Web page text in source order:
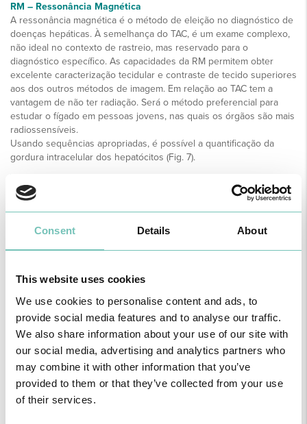
Consent Details About
This website uses cookies
We use cookies to personalise content and ads, to
provide social media features and to analyse our traffic.
We also share information about your use of our site with
our social media, advertising and analytics partners who
may combine it with other information that you’ve
provided to them or that they’ve collected from your use
of their services.
RM – Ressonância Magnética
A ressonância magnética é o método de eleição no diagnóstico de
doenças hepáticas. À semelhança do TAC, é um exame complexo,
não ideal no contexto de rastreio, mas reservado para o
diagnóstico específico. As capacidades da RM permitem obter
excelente caracterização tecidular e contraste de tecido superiores
aos dos outros métodos de imagem. Em relação ao TAC tem a
vantagem de não ter radiação. Será o método preferencial para
estudar o fígado em pessoas jovens, nas quais os órgãos são mais
radiossensíveis.
Usando sequências apropriadas, é possível a quantificação da
gordura intracelular dos hepatócitos (Fig. 7).
O tratamento do fígado gordo é o tratamento da sua causa.
Estadios iniciais são reversíveis com a suspensão do consumo de
nutrição, com controlo eficaz da diabetes, dislipidemia e
complicações e em última instância o transplante hepático.
Começámos o título por o bom, o mau (esteatose) e o vilão
(esteato-hepatite). Mas a personagem boa nunca apareceu.
Contudo, esteve sempre connosco. É altura de a revelar.
É a ciência que fornece dados e provas, são os profissionais de
saúde que acompanham os pacientes, são os meios de
diagnóstico que permitem trabalhar as doenças e alterar o seu
curso natural e, é acima de tudo a força de vontade de cada um,
em implementar mudanças para a sua saúde.